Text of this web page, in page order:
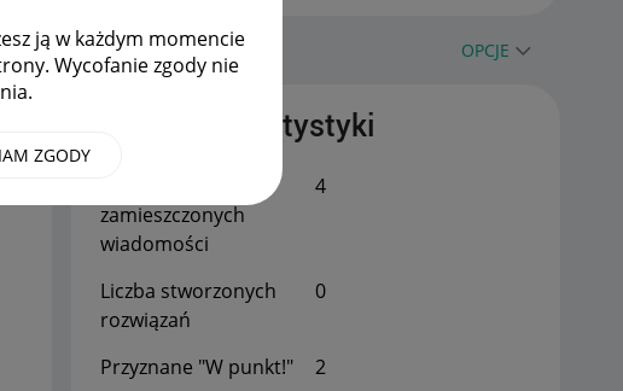
ją w każdym momencie
Wycofanie zgody nie
ZGODY
OPCJE
Publiczne statystyki
zamieszczonych
wiadomości
4
Liczba stworzonych
rozwiązań
0
Przyznane "W punkt!"
2